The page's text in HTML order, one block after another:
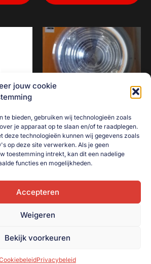
jouw cookie
te bieden, gebruiken wij technologieën zoals
je apparaat op te slaan en/of te raadplegen.
deze technologieën kunnen wij gegevens zoals
op deze site verwerken. Als je geen
toestemming intrekt, kan dit een nadelige
functies en mogelijkheden.
Accepteren
Weigeren
Bekijk voorkeuren
Privacybeleid
/
met
Breedtelamp / Positielamp /
Zijlamp rond 2 stuks met
verchroomde ring wit
Toevoegen aan